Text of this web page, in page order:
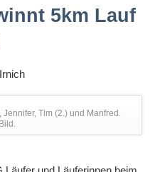
5km Lauf
Tim (2.) und Manfred.